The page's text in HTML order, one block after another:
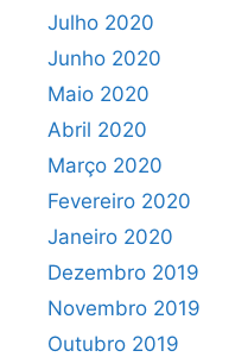
Julho 2020
Junho 2020
Maio 2020
Abril 2020
Março 2020
Fevereiro 2020
Janeiro 2020
Dezembro 2019
Novembro 2019
Outubro 2019